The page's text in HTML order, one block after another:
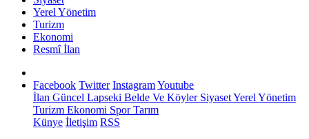
Yerel Yönetim
Turizm
Ekonomi
Resmî İlan
Facebook Twitter InstagramYoutube
İlan Güncel Lapseki Belde Ve KöylerSiyasetYerel Yönetim
Turizm Ekonomi SporTarım
Künye İletişim RSS